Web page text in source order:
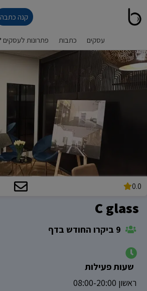
קנה כתבה
עסקים כתבות פתרונות לעסקים
0.0
C glass
שעות פעילות
ראשון 08:00-20:00